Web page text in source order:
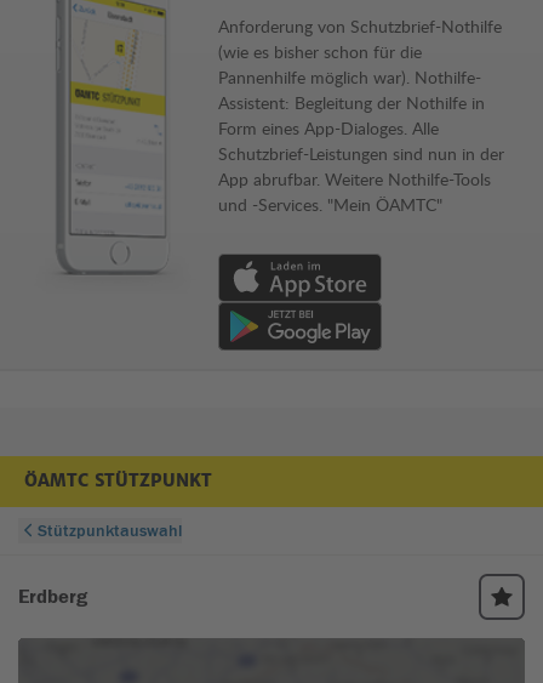
Anforderung von Schutzbrief-Nothilfe
(wie es bisher schon für die
Pannenhilfe möglich war). Nothilfe-
Assistent: Begleitung der Nothilfe in
Form eines App-Dialoges. Alle
Schutzbrief-Leistungen sind nun in der
App abrufbar. Weitere Nothilfe-Tools
und -Services. "Mein ÖAMTC"
Download von App im Apple App Store
Download von App im Google Play Store
ÖAMTC STÜTZPUNKT